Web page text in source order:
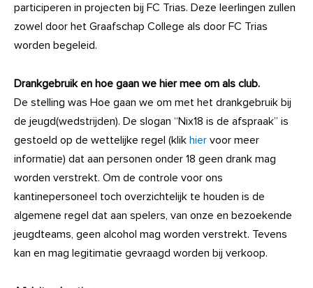
participeren in projecten bij FC Trias. Deze leerlingen zullen
zowel door het Graafschap College als door FC Trias
worden begeleid.
Drankgebruik en hoe gaan we hier mee om als club.
De stelling was Hoe gaan we om met het drankgebruik bij
de jeugd(wedstrijden). De slogan “Nix18 is de afspraak” is
gestoeld op de wettelijke regel (klik hier voor meer
informatie) dat aan personen onder 18 geen drank mag
worden verstrekt. Om de controle voor ons
kantinepersoneel toch overzichtelijk te houden is de
algemene regel dat aan spelers, van onze en bezoekende
jeugdteams, geen alcohol mag worden verstrekt. Tevens
kan en mag legitimatie gevraagd worden bij verkoop.